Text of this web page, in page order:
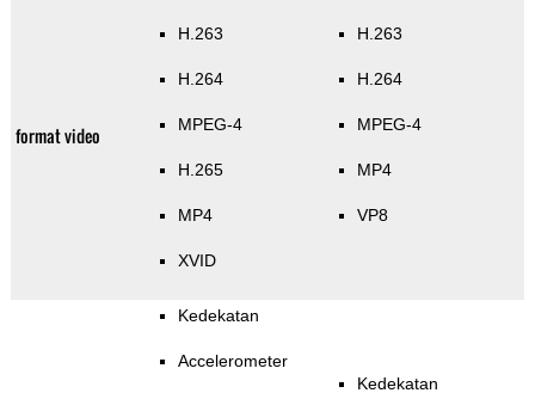
format video
H.263
H.264
MPEG-4
H.265
MP4
XVID
H.263
H.264
MPEG-4
MP4
VP8
Kedekatan
Accelerometer
Kedekatan